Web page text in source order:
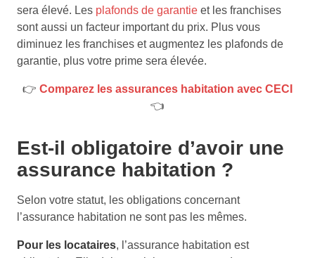
sera élevé. Les plafonds de garantie et les franchises
sont aussi un facteur important du prix. Plus vous
diminuez les franchises et augmentez les plafonds de
garantie, plus votre prime sera élevée.
👉 Comparez les assurances habitation avec CECI
👈
Est-il obligatoire d’avoir une
assurance habitation ?
Selon votre statut, les obligations concernant
l’assurance habitation ne sont pas les mêmes.
Pour les locataires, l’assurance habitation est